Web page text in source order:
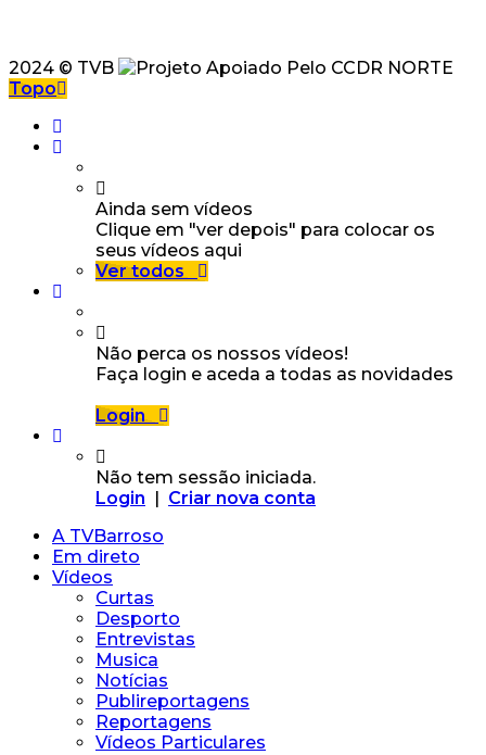
2024 © TVB
Topo
Ainda sem vídeos
Clique em "ver depois" para colocar os
seus vídeos aqui
Ver todos
Não perca os nossos vídeos!
Faça login e aceda a todas as novidades
Login
Não tem sessão iniciada.
Login | Criar nova conta
A TVBarroso
Em direto
Vídeos
Curtas
Desporto
Entrevistas
Musica
Notícias
Publireportagens
Reportagens
Vídeos Particulares